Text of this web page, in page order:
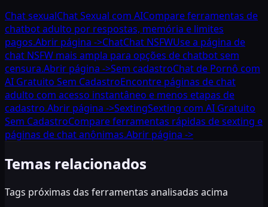
Chat sexualChat Sexual com AICompare ferramentas de
chatbot adulto por respostas, memória e limites
pagos.Abrir página ->ChatChat NSFWUse a página de
chat NSFW mais ampla para opções de chatbot sem
censura.Abrir página ->Sem cadastroChat de Pornô com
AI Gratuito Sem CadastroEncontre páginas de chat
adulto com acesso instantâneo e menos etapas de
cadastro.Abrir página ->SextingSexting com AI Gratuito
Sem CadastroCompare ferramentas rápidas de sexting e
páginas de chat anônimas.Abrir página ->
Temas relacionados
Tags próximas das ferramentas analisadas acima